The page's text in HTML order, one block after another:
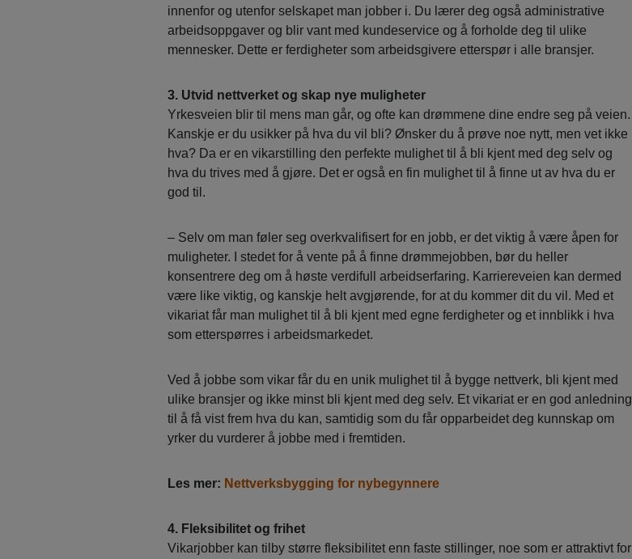
innenfor og utenfor selskapet man jobber i. Du lærer deg også administrative
arbeidsoppgaver og blir vant med kundeservice og å forholde deg til ulike
mennesker. Dette er ferdigheter som arbeidsgivere etterspør i alle bransjer.
3. Utvid nettverket og skap nye muligheter
Yrkesveien blir til mens man går, og ofte kan drømmene dine endre seg på veien.
Kanskje er du usikker på hva du vil bli? Ønsker du å prøve noe nytt, men vet ikke
hva? Da er en vikarstilling den perfekte mulighet til å bli kjent med deg selv og
hva du trives med å gjøre. Det er også en fin mulighet til å finne ut av hva du er
god til.
– Selv om man føler seg overkvalifisert for en jobb, er det viktig å være åpen for
muligheter. I stedet for å vente på å finne drømmejobben, bør du heller
konsentrere deg om å høste verdifull arbeidserfaring. Karriereveien kan dermed
være like viktig, og kanskje helt avgjørende, for at du kommer dit du vil. Med et
vikariat får man mulighet til å bli kjent med egne ferdigheter og et innblikk i hva
som etterspørres i arbeidsmarkedet.
Ved å jobbe som vikar får du en unik mulighet til å bygge nettverk, bli kjent med
ulike bransjer og ikke minst bli kjent med deg selv. Et vikariat er en god anledning
til å få vist frem hva du kan, samtidig som du får opparbeidet deg kunnskap om
yrker du vurderer å jobbe med i fremtiden.
Les mer: Nettverksbygging for nybegynnere
4. Fleksibilitet og frihet
Vikarjobber kan tilby større fleksibilitet enn faste stillinger, noe som er attraktivt for